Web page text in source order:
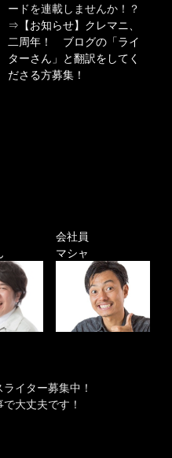
ードを連載しませんか！？
⇒ 【お知らせ】クレマニ、
二周年！ ブログの「ライ
ターさん」と翻訳をしてく
ださる方募集！
会社員
マシャ
ライター募集中！
大丈夫です！